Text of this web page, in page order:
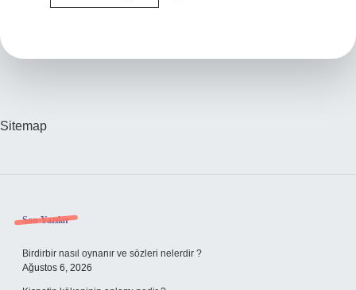
Gönül
Sitemap
Sidebar
Son Yazılar
Birdirbir nasıl oynanır ve sözleri nelerdir ?
Ağustos 6, 2026